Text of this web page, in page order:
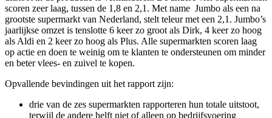
scoren zeer laag, tussen de 1,8 en 2,1. Met name Jumbo als een na
grootste supermarkt van Nederland, stelt teleur met een 2,1. Jumbo’s
jaarlijkse omzet is tenslotte 6 keer zo groot als Dirk, 4 keer zo hoog
als Aldi en 2 keer zo hoog als Plus. Alle supermarkten scoren laag
op actie en doen te weinig om te klanten te ondersteunen om minder
en beter vlees- en zuivel te kopen.
Opvallende bevindingen uit het rapport zijn:
drie van de zes supermarkten rapporteren hun totale uitstoot,
terwijl de andere helft niet of alleen op bedrijfsvoering